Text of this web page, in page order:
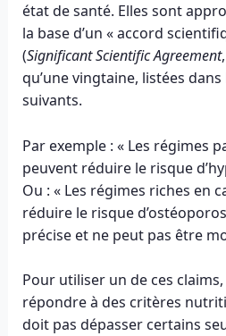
état de santé. Elles sont
la base d’un « accord
(Significant Scientific Agreement
qu’une vingtaine, listées dans
suivants.
Par exemple : « Les régimes
peuvent réduire le risque
Ou : « Les régimes riches en
réduire le risque
précise et ne peut pas être
Pour utiliser un de ces
répondre à des critères
doit pas dépasser certains